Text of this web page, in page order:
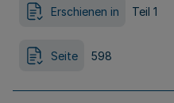
Erschienen in Teil 1
Seite 598